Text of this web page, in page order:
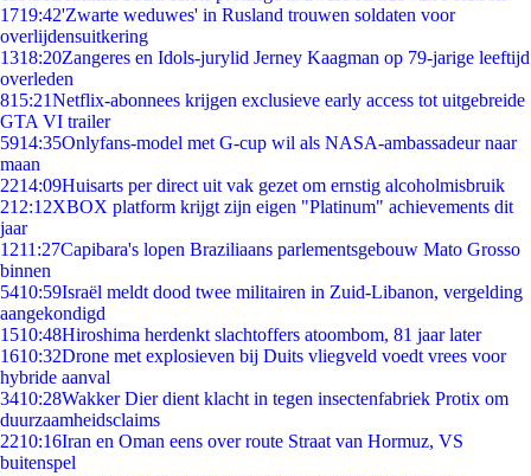
1719:42'Zwarte weduwes' in Rusland trouwen soldaten voor
overlijdensuitkering
1318:20Zangeres en Idols-jurylid Jerney Kaagman op 79-jarige leeftijd
overleden
815:21Netflix-abonnees krijgen exclusieve early access tot uitgebreide
GTA VI trailer
5914:35Onlyfans-model met G-cup wil als NASA-ambassadeur naar
maan
2214:09Huisarts per direct uit vak gezet om ernstig alcoholmisbruik
212:12XBOX platform krijgt zijn eigen "Platinum" achievements dit
jaar
1211:27Capibara's lopen Braziliaans parlementsgebouw Mato Grosso
binnen
5410:59Israël meldt dood twee militairen in Zuid-Libanon, vergelding
aangekondigd
1510:48Hiroshima herdenkt slachtoffers atoombom, 81 jaar later
1610:32Drone met explosieven bij Duits vliegveld voedt vrees voor
hybride aanval
3410:28Wakker Dier dient klacht in tegen insectenfabriek Protix om
duurzaamheidsclaims
2210:16Iran en Oman eens over route Straat van Hormuz, VS
buitenspel